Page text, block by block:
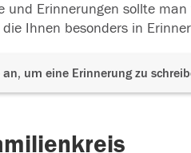
und Erinnerungen sollte man
Ihnen besonders in
um eine Erinnerung zu